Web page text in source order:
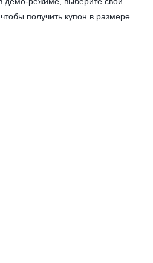
чтобы получить купон в размере